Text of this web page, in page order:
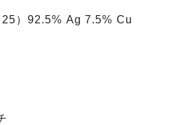
）92.5% Ag 7.5% Cu